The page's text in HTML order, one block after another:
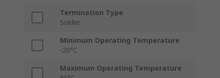
Termination Type
Solder
Minimum Operating Temperature
-20°C
Maximum Operating Temperature